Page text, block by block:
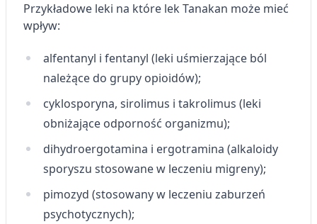
Przykładowe leki na które lek Tanakan może mieć
wpływ:
alfentanyl i fentanyl (leki uśmierzające ból
należące do grupy opioidów);
cyklosporyna, sirolimus i takrolimus (leki
obniżające odporność organizmu);
dihydroergotamina i ergotramina (alkaloidy
sporyszu stosowane w leczeniu migreny);
pimozyd (stosowany w leczeniu zaburzeń
psychotycznych);